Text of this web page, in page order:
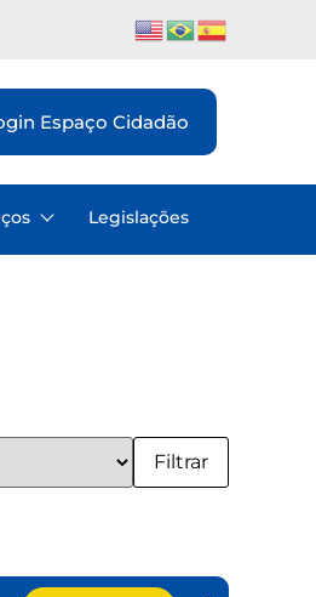
Espaço Cidadão
Legislações
Filtrar